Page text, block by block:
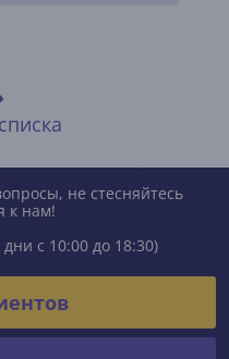
не стесняйтесь
к нам!
с 10:00 до 18:30)